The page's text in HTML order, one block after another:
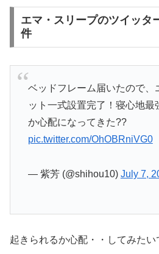
エマ・スリープのツイッタ
件
ベッドフレーム届いたので、
ット一式設置完了！寝心地最
か心配になってきた??
pic.twitter.com/OhOBRniVG0
— 紫芳 (@shihou10) July 7,
起きられるか心配・・してみたい